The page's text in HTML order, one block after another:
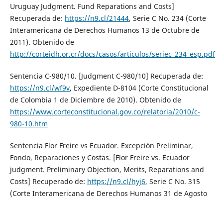
Uruguay Judgment. Fund Reparations and Costs]
Recuperada de: https://n9.cl/21444, Serie C No. 234 (Corte
Interamericana de Derechos Humanos 13 de Octubre de
2011). Obtenido de
http://corteidh.or.cr/docs/casos/articulos/seriec_234_esp.pdf
Sentencia C-980/10. [Judgment C-980/10] Recuperada de:
https://n9.cl/wf9v, Expediente D-8104 (Corte Constitucional
de Colombia 1 de Diciembre de 2010). Obtenido de
https://www.corteconstitucional.gov.co/relatoria/2010/c-
980-10.htm
Sentencia Flor Freire vs Ecuador. Excepción Preliminar,
Fondo, Reparaciones y Costas. [Flor Freire vs. Ecuador
judgment. Preliminary Objection, Merits, Reparations and
Costs] Recuperado de: https://n9.cl/hyj6, Serie C No. 315
(Corte Interamericana de Derechos Humanos 31 de Agosto